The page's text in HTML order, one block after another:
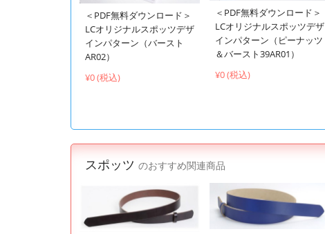
＜PDF無料ダウンロード＞
LCオリジナルスポッツデザ
インパターン（バースト
AR02）
¥0 (税込)
＜PDF無料ダウンロード＞
LCオリジナルスポッツデザ
インパターン（ピーナッツ
＆バースト39AR01）
¥0 (税込)
スポッツ のおすすめ関連商品